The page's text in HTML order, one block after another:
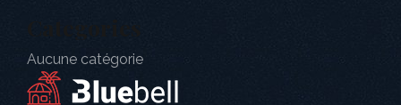
Aucune catégorie